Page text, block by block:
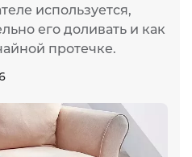
используется,
его доливать и как
протечке.